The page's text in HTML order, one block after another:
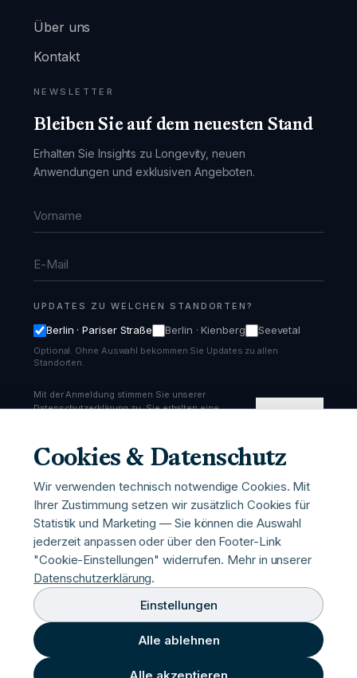
Über uns
Kontakt
NEWSLETTER
Bleiben Sie auf dem neuesten Stand
Erhalten Sie Insights zu Longevity, neuen
Anwendungen und exklusiven Angeboten.
Vorname
E-Mail
UPDATES ZU WELCHEN STANDORTEN?
Berlin · Pariser Straße Berlin · Kienberg Seevetal
Optional. Ohne Auswahl bekommen Sie Updates zu allen
Standorten.
Mit der Anmeldung stimmen Sie unserer
Datenschutzerklärung zu. Sie erhalten eine
Pariser Straße—Pariser Straße 43,10707 Berlin
hello@urbanbooststation.com
2026 Urban Boost 43 GmbHImpressumDatenschutz
GesundheitshinweiseCookie-EinstellungenPartner-Login
Cookies & Datenschutz
Wir verwenden technisch notwendige Cookies. Mit
Ihrer Zustimmung setzen wir zusätzlich Cookies für
Statistik und Marketing — Sie können die Auswahl
jederzeit anpassen oder über den Footer-Link
"Cookie-Einstellungen" widerrufen. Mehr in unserer
Datenschutzerklärung.
Einstellungen
Alle ablehnen
Alle akzeptieren